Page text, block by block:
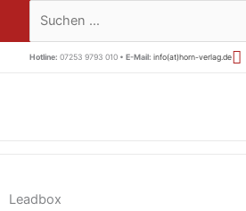
springen
Suchen …
Hotline: 07253 9793 010 • E-Mail: info(at)horn-verlag.de
Leadbox